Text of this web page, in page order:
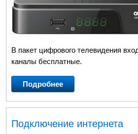
В пакет цифрового телевидения
каналы бесплатные.
Подробнее
Подключение интернета